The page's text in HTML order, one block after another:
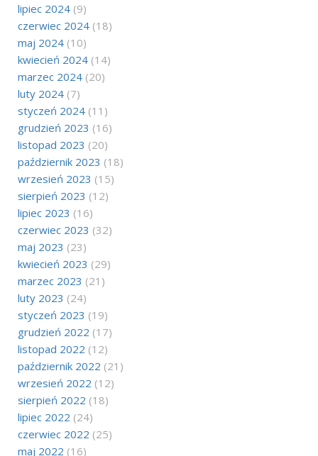
lipiec 2024 (9)
czerwiec 2024 (18)
maj 2024 (10)
kwiecień 2024 (14)
marzec 2024 (20)
luty 2024 (7)
styczeń 2024 (11)
grudzień 2023 (16)
listopad 2023 (20)
październik 2023 (18)
wrzesień 2023 (15)
sierpień 2023 (12)
lipiec 2023 (16)
czerwiec 2023 (32)
maj 2023 (23)
kwiecień 2023 (29)
marzec 2023 (21)
luty 2023 (24)
styczeń 2023 (19)
grudzień 2022 (17)
listopad 2022 (12)
październik 2022 (21)
wrzesień 2022 (12)
sierpień 2022 (18)
lipiec 2022 (24)
czerwiec 2022 (25)
maj 2022 (16)